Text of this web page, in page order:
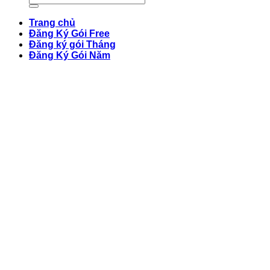
Trang chủ
Đăng Ký Gói Free
Đăng ký gói Tháng
Đăng Ký Gói Năm